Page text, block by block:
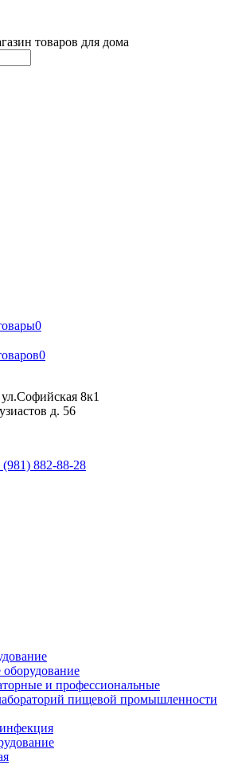
товаров для дома
0
0
8к1
д. 56
(981) 882-88-28
и профессиональные
пищевой промышленности